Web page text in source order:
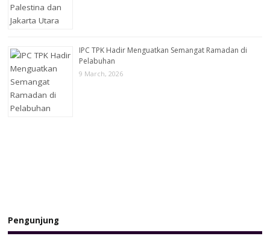
IPC TPK Hadir Menguatkan Semangat Ramadan di
Pelabuhan
9 March, 2026
Pengunjung